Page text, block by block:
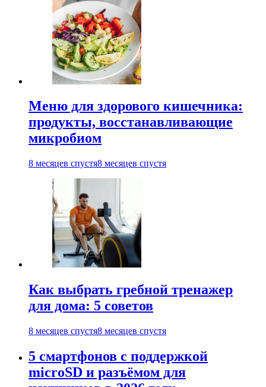
Меню для здорового кишечника:
продукты, восстанавливающие
микробиом
8 месяцев спустя8 месяцев спустя
Как выбрать гребной тренажер
для дома: 5 советов
8 месяцев спустя8 месяцев спустя
5 смартфонов с поддержкой
microSD и разъёмом для